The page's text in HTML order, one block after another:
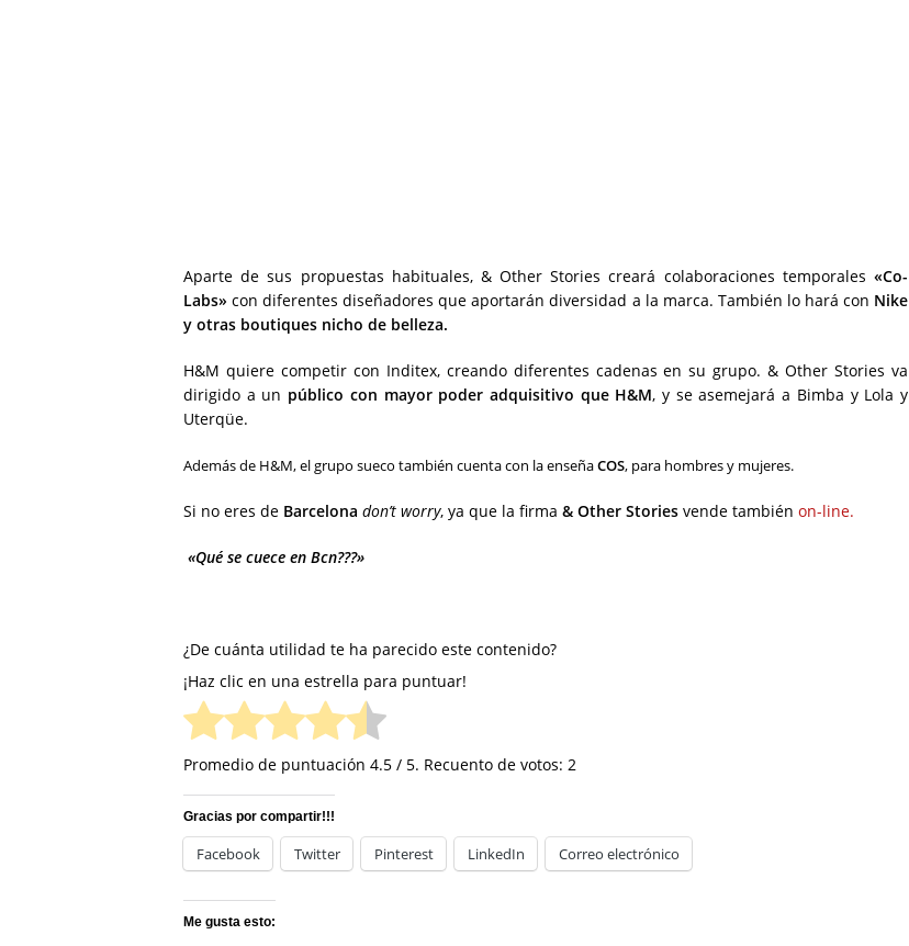
Aparte de sus propuestas habituales, & Other Stories creará colaboraciones temporales «Co-
Labs» con diferentes diseñadores que aportarán diversidad a la marca. También lo hará con Nike
y otras boutiques nicho de belleza.
H&M quiere competir con Inditex, creando diferentes cadenas en su grupo. & Other Stories va
dirigido a un público con mayor poder adquisitivo que H&M, y se asemejará a Bimba y Lola y
Uterqüe.
Además de H&M, el grupo sueco también cuenta con la enseñaCOS, para hombres y mujeres.
Si no eres de Barcelona don’t worry, ya que la firma & Other Stories vende también on-line.
«Qué se cuece en Bcn???»
¿De cuánta utilidad te ha parecido este contenido?
¡Haz clic en una estrella para puntuar!
Promedio de puntuación 4.5 / 5. Recuento de votos: 2
Gracias por compartir!!!
Facebook Twitter Pinterest LinkedIn Correo electrónico
Me gusta esto: